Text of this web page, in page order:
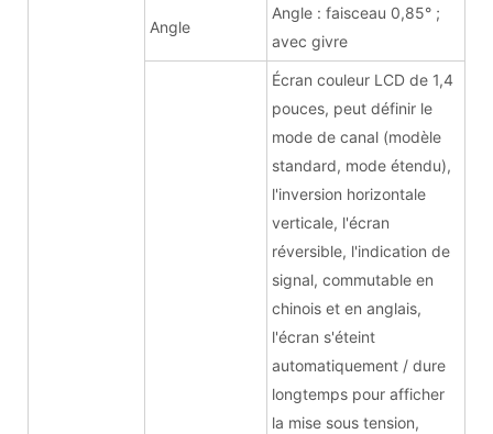
Angle
Angle : faisceau 0,85° ;
avec givre
Écran couleur LCD de 1,4
pouces, peut définir le
mode de canal (modèle
standard, mode étendu),
l'inversion horizontale
verticale, l'écran
réversible, l'indication de
signal, commutable en
chinois et en anglais,
l'écran s'éteint
automatiquement / dure
longtemps pour afficher
la mise sous tension,